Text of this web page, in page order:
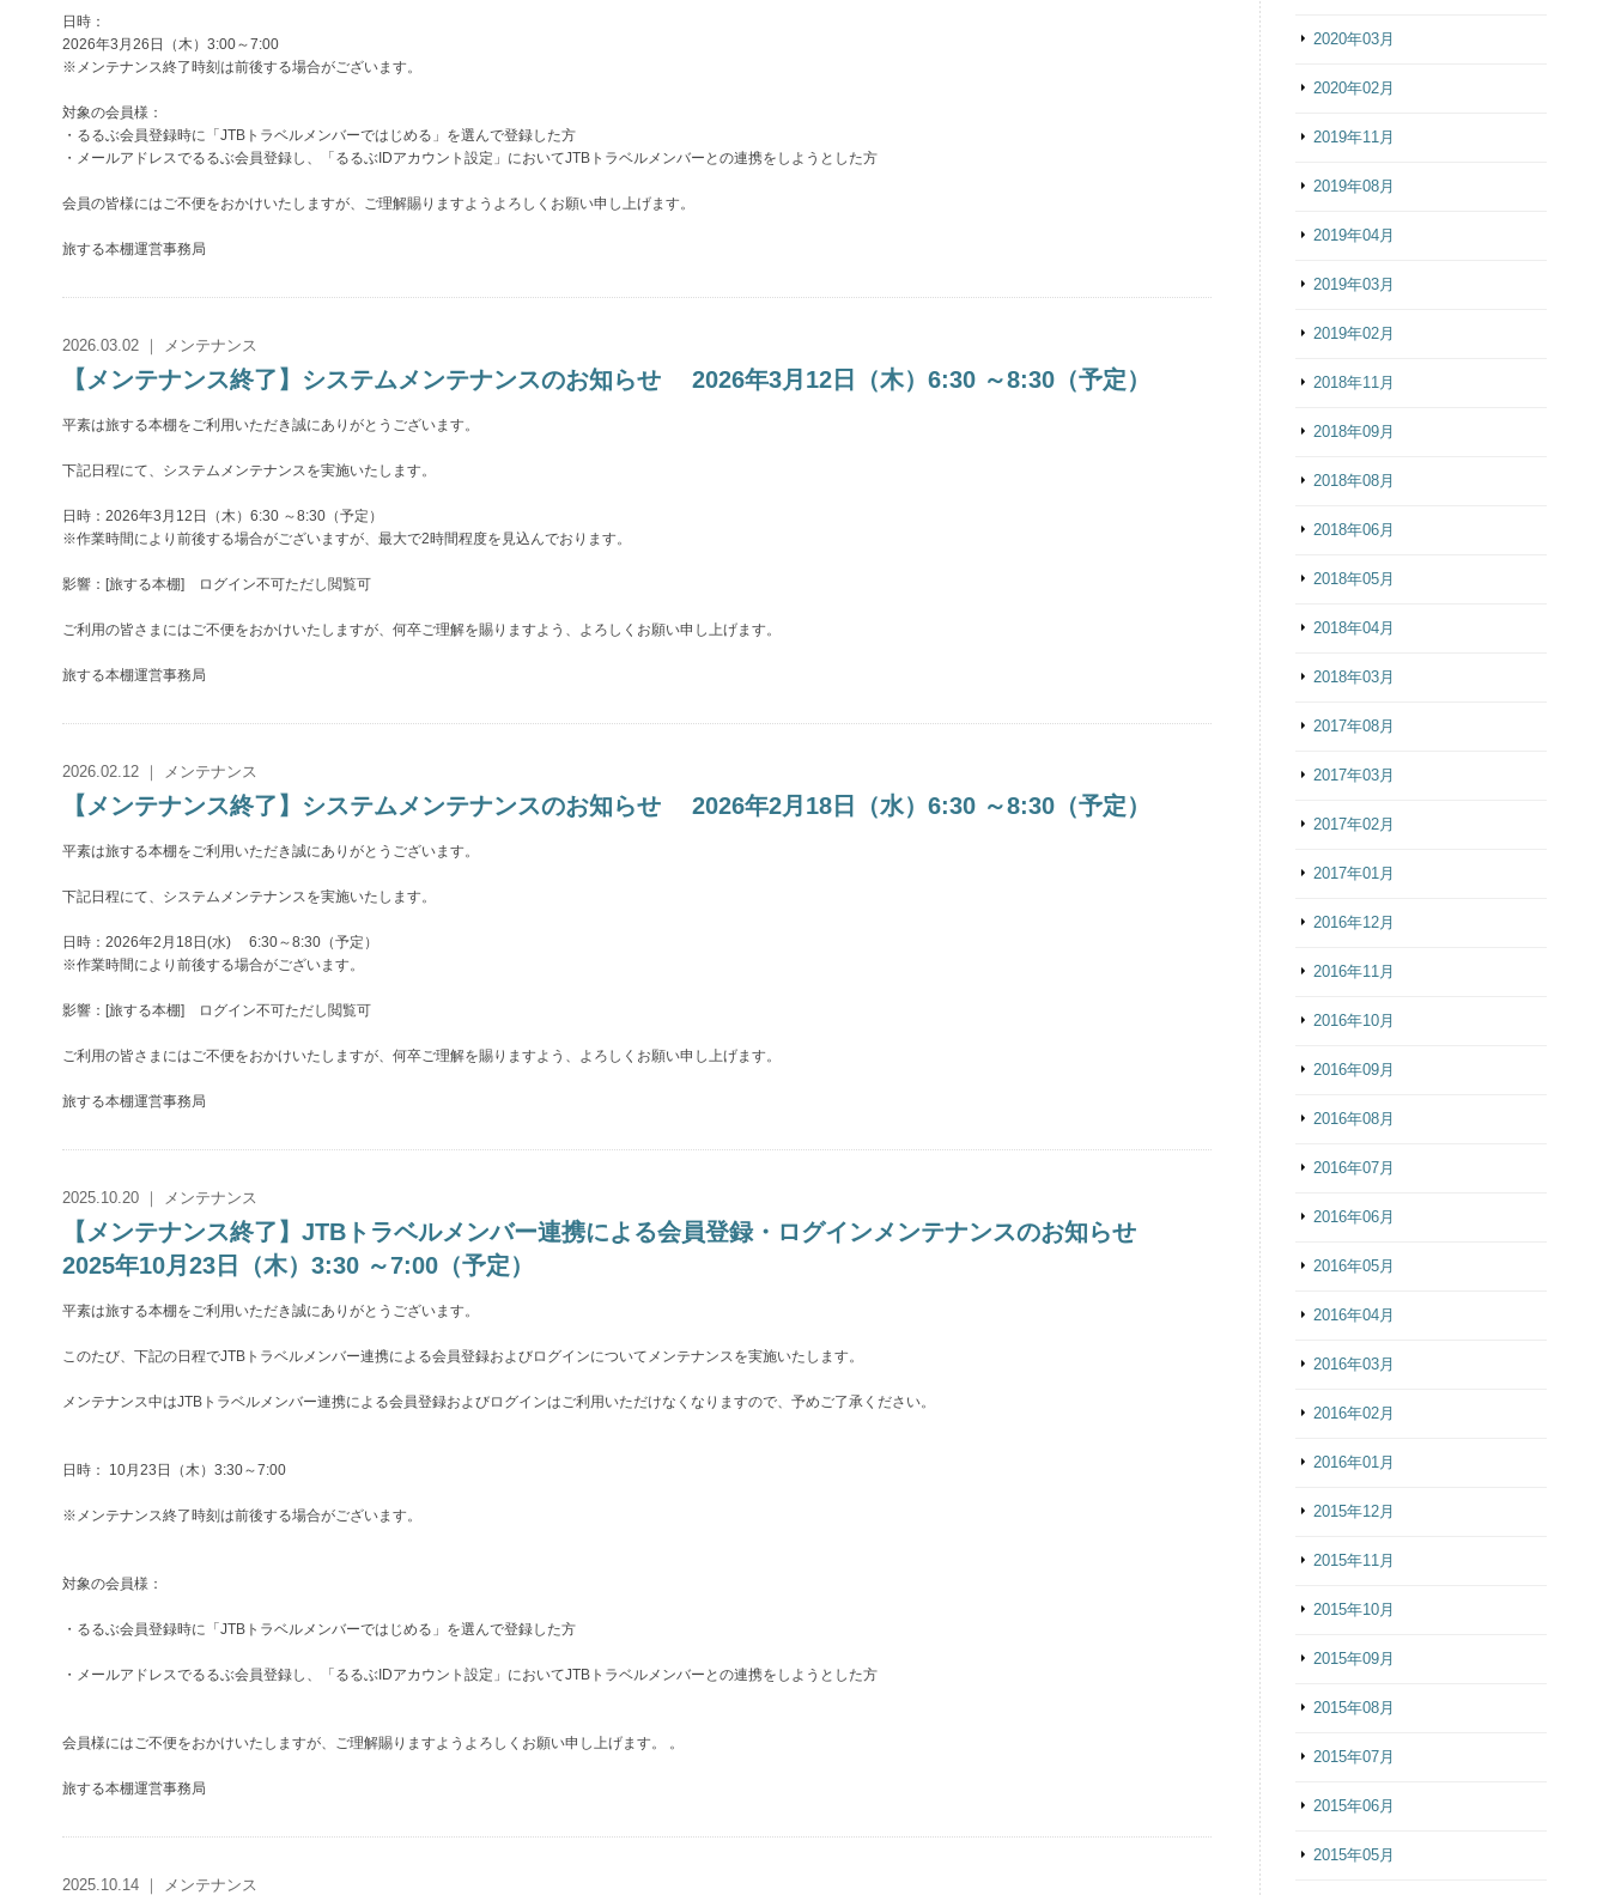
日時：
2026年3月26日（木）3:00～7:00
※メンテナンス終了時刻は前後する場合がございます。
対象の会員様：
・るるぶ会員登録時に「JTBトラベルメンバーではじめる」を選んで登録した方
・メールアドレスでるるぶ会員登録し、「るるぶIDアカウント設定」においてJTBトラベルメンバーとの連携をしようとした方
会員の皆様にはご不便をおかけいたしますが、ご理解賜りますようよろしくお願い申し上げます。
旅する本棚運営事務局
2026.03.02 ｜ メンテナンス
【メンテナンス終了】システムメンテナンスのお知らせ 2026年3月12日（木）6:30 ～8:30（予定）
平素は旅する本棚をご利用いただき誠にありがとうございます。
下記日程にて、システムメンテナンスを実施いたします。
日時：2026年3月12日（木）6:30 ～8:30（予定）
※作業時間により前後する場合がございますが、最大で2時間程度を見込んでおります。
影響：[旅する本棚] ログイン不可ただし閲覧可
ご利用の皆さまにはご不便をおかけいたしますが、何卒ご理解を賜りますよう、よろしくお願い申し上げます。
旅する本棚運営事務局
2026.02.12 ｜ メンテナンス
【メンテナンス終了】システムメンテナンスのお知らせ 2026年2月18日（水）6:30 ～8:30（予定）
平素は旅する本棚をご利用いただき誠にありがとうございます。
下記日程にて、システムメンテナンスを実施いたします。
日時：2026年2月18日(水) 6:30～8:30（予定）
※作業時間により前後する場合がございます。
影響：[旅する本棚] ログイン不可ただし閲覧可
ご利用の皆さまにはご不便をおかけいたしますが、何卒ご理解を賜りますよう、よろしくお願い申し上げます。
旅する本棚運営事務局
2025.10.20 ｜ メンテナンス
【メンテナンス終了】JTBトラベルメンバー連携による会員登録・ログインメンテナンスのお知らせ
2025年10月23日（木）3:30 ～7:00（予定）
平素は旅する本棚をご利用いただき誠にありがとうございます。
このたび、下記の日程でJTBトラベルメンバー連携による会員登録およびログインについてメンテナンスを実施いたします。
メンテナンス中はJTBトラベルメンバー連携による会員登録およびログインはご利用いただけなくなりますので、予めご了承ください。
日時： 10月23日（木）3:30～7:00
※メンテナンス終了時刻は前後する場合がございます。
対象の会員様：
・るるぶ会員登録時に「JTBトラベルメンバーではじめる」を選んで登録した方
・メールアドレスでるるぶ会員登録し、「るるぶIDアカウント設定」においてJTBトラベルメンバーとの連携をしようとした方
会員様にはご不便をおかけいたしますが、ご理解賜りますようよろしくお願い申し上げます。 。
旅する本棚運営事務局
2025.10.14 ｜ メンテナンス
2020年03月
2020年02月
2019年11月
2019年08月
2019年04月
2019年03月
2019年02月
2018年11月
2018年09月
2018年08月
2018年06月
2018年05月
2018年04月
2018年03月
2017年08月
2017年03月
2017年02月
2017年01月
2016年12月
2016年11月
2016年10月
2016年09月
2016年08月
2016年07月
2016年06月
2016年05月
2016年04月
2016年03月
2016年02月
2016年01月
2015年12月
2015年11月
2015年10月
2015年09月
2015年08月
2015年07月
2015年06月
2015年05月